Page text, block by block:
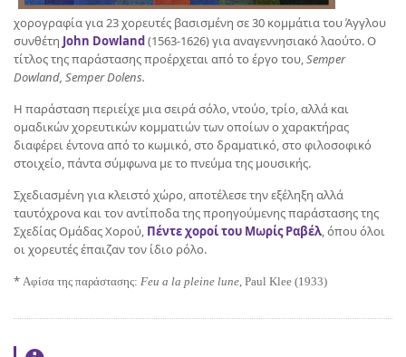
χορογραφία για 23 χορευτές βασισμένη σε 30 κομμάτια του Άγγλου
συνθέτη John Dowland(1563-1626) για αναγεννησιακό λαούτο. Ο
τίτλος της παράστασης προέρχεται από το έργο του,Semper
Dowland, Semper Dolens.
Η παράσταση περιείχε μια σειρά σόλο, ντούο, τρίο, αλλά και
ομαδικών χορευτικών κομματιών των οποίων ο χαρακτήρας
διαφέρει έντονα από το κωμικό, στο δραματικό, στο φιλοσοφικό
στοιχείο, πάντα σύμφωνα με το πνεύμα της μουσικής.
Σχεδιασμένη για κλειστό χώρο, αποτέλεσε την εξέληξη αλλά
ταυτόχρονα και τον αντίποδα της προηγούμενης παράστασης της
Σχεδίας Ομάδας Χορού, Πέντε χοροί του Μωρίς Ραβέλ, όπου όλοι
οι χορευτές έπαιζαν τον ίδιο ρόλο.
* Αφίσα της παράστασης: Feu a la pleine lune, Paul Klee (1933)